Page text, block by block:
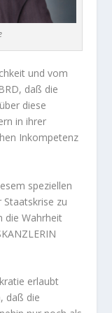
und vom
daß die
diese
in ihrer
Inkompetenz
speziellen
zu
die Wahrheit
erlaubt
daß die